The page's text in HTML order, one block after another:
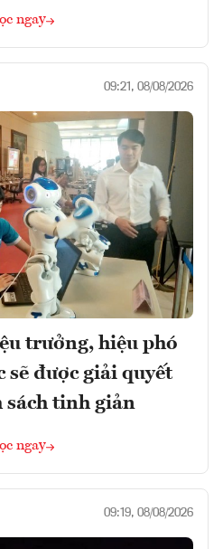
ngay
09:21, 08/08/2026
trưởng, hiệu phó
sẽ được giải quyết
sách tinh giản
ngay
09:19, 08/08/2026